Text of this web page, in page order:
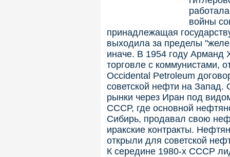
войны
принадлежащая
выходила за пределы
иначе. В 1954 году Арманд
торговле с коммунистами,
Occidental Petroleum
советской нефти на
рынки через Иран под
СССР, где основной
Сибирь, продавал свою
иракские контракты.
открыли для советской
К середине 1980-х СССР